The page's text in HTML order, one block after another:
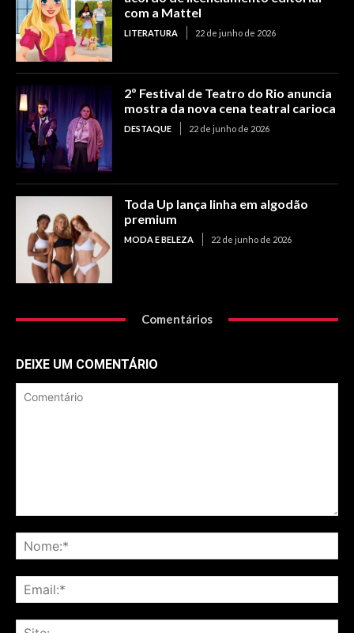
com a Mattel
LITERATURA 22 de junho de 2026
2º Festival de Teatro do Rio anuncia
mostra da nova cena teatral carioca
DESTAQUE 22 de junho de 2026
Toda Up lança linha em algodão
premium
MODA E BELEZA 22 de junho de 2026
Comentários
DEIXE UM COMENTÁRIO